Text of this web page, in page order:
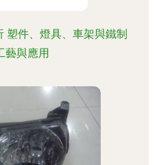
塑件、燈具、車架與鐵制
藝與應用